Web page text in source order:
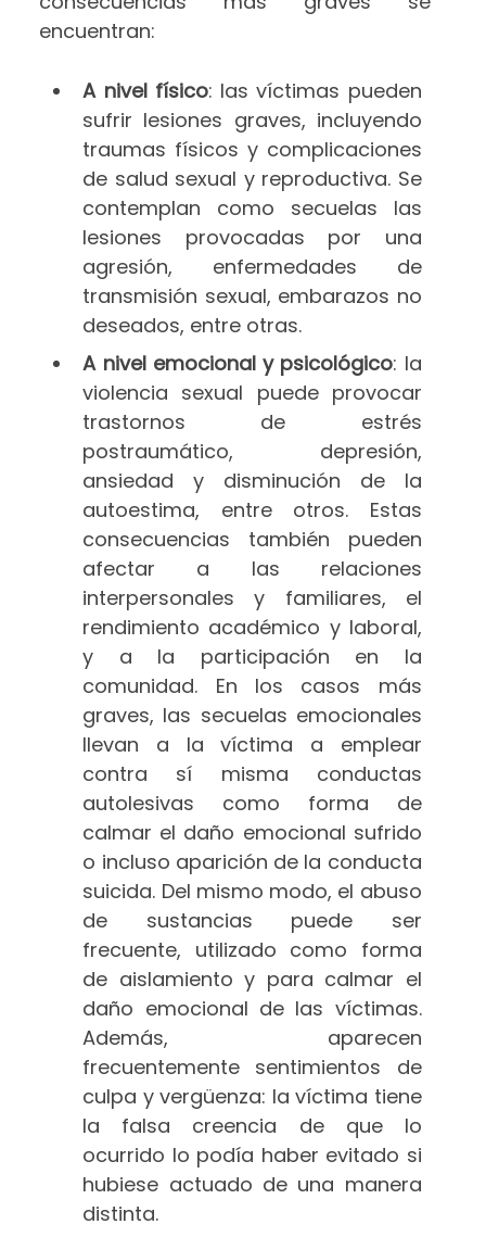
encuentran:
A nivel físico: las víctimas pueden
sufrir lesiones graves, incluyendo
traumas físicos y complicaciones
de salud sexual y reproductiva. Se
contemplan como secuelas las
lesiones provocadas por una
agresión, enfermedades de
transmisión sexual, embarazos no
deseados, entre otras.
A nivel emocional y psicológico: la
violencia sexual puede provocar
trastornos de estrés
postraumático, depresión,
ansiedad y disminución de la
autoestima, entre otros. Estas
consecuencias también pueden
afectar a las relaciones
interpersonales y familiares, el
rendimiento académico y laboral,
y a la participación en la
comunidad. En los casos más
graves, las secuelas emocionales
llevan a la víctima a emplear
contra sí misma conductas
autolesivas como forma de
calmar el daño emocional sufrido
o incluso aparición de la conducta
suicida. Del mismo modo, el abuso
de sustancias puede ser
frecuente, utilizado como forma
de aislamiento y para calmar el
daño emocional de las víctimas.
Además, aparecen
frecuentemente sentimientos de
culpa y vergüenza: la víctima tiene
la falsa creencia de que lo
ocurrido lo podía haber evitado si
hubiese actuado de una manera
distinta.